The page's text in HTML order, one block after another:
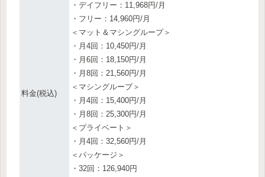
料金(税込)
・デイフリー：11,968円/月
・フリー：14,960円/月
＜マット＆マシングループ＞
・月4回：10,450円/月
・月6回：18,150円/月
・月8回：21,560円/月
＜マシングループ＞
・月4回：15,400円/月
・月8回：25,300円/月
＜プライベート＞
・月4回：32,560円/月
＜パッケージ＞
・32回：126,940円